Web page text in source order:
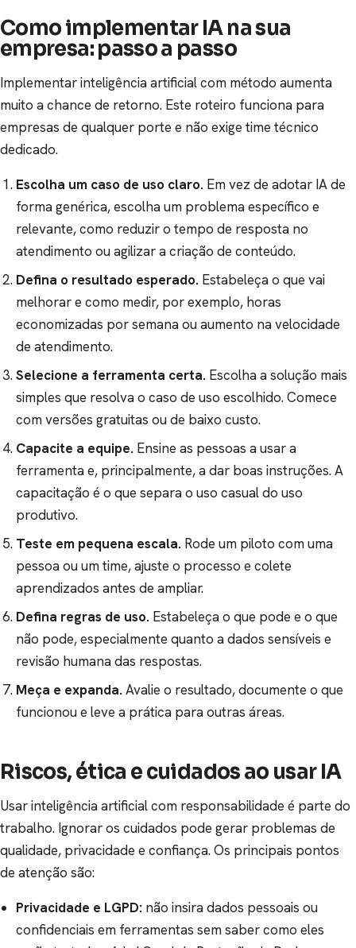
Como implementar IA na sua
empresa: passo a passo
Implementar inteligência artificial com método aumenta
muito a chance de retorno. Este roteiro funciona para
empresas de qualquer porte e não exige time técnico
dedicado.
Escolha um caso de uso claro. Em vez de adotar IA de
forma genérica, escolha um problema específico e
relevante, como reduzir o tempo de resposta no
atendimento ou agilizar a criação de conteúdo.
Defina o resultado esperado. Estabeleça o que vai
melhorar e como medir, por exemplo, horas
economizadas por semana ou aumento na velocidade
de atendimento.
Selecione a ferramenta certa. Escolha a solução mais
simples que resolva o caso de uso escolhido. Comece
com versões gratuitas ou de baixo custo.
Capacite a equipe. Ensine as pessoas a usar a
ferramenta e, principalmente, a dar boas instruções. A
capacitação é o que separa o uso casual do uso
produtivo.
Teste em pequena escala. Rode um piloto com uma
pessoa ou um time, ajuste o processo e colete
aprendizados antes de ampliar.
Defina regras de uso. Estabeleça o que pode e o que
não pode, especialmente quanto a dados sensíveis e
revisão humana das respostas.
Meça e expanda.Avalie o resultado, documente o que
funcionou e leve a prática para outras áreas.
Riscos, ética e cuidados ao usar IA
Usar inteligência artificial com responsabilidade é parte do
trabalho. Ignorar os cuidados pode gerar problemas de
qualidade, privacidade e confiança. Os principais pontos
de atenção são:
Privacidade e LGPD: não insira dados pessoais ou
confidenciais em ferramentas sem saber como eles